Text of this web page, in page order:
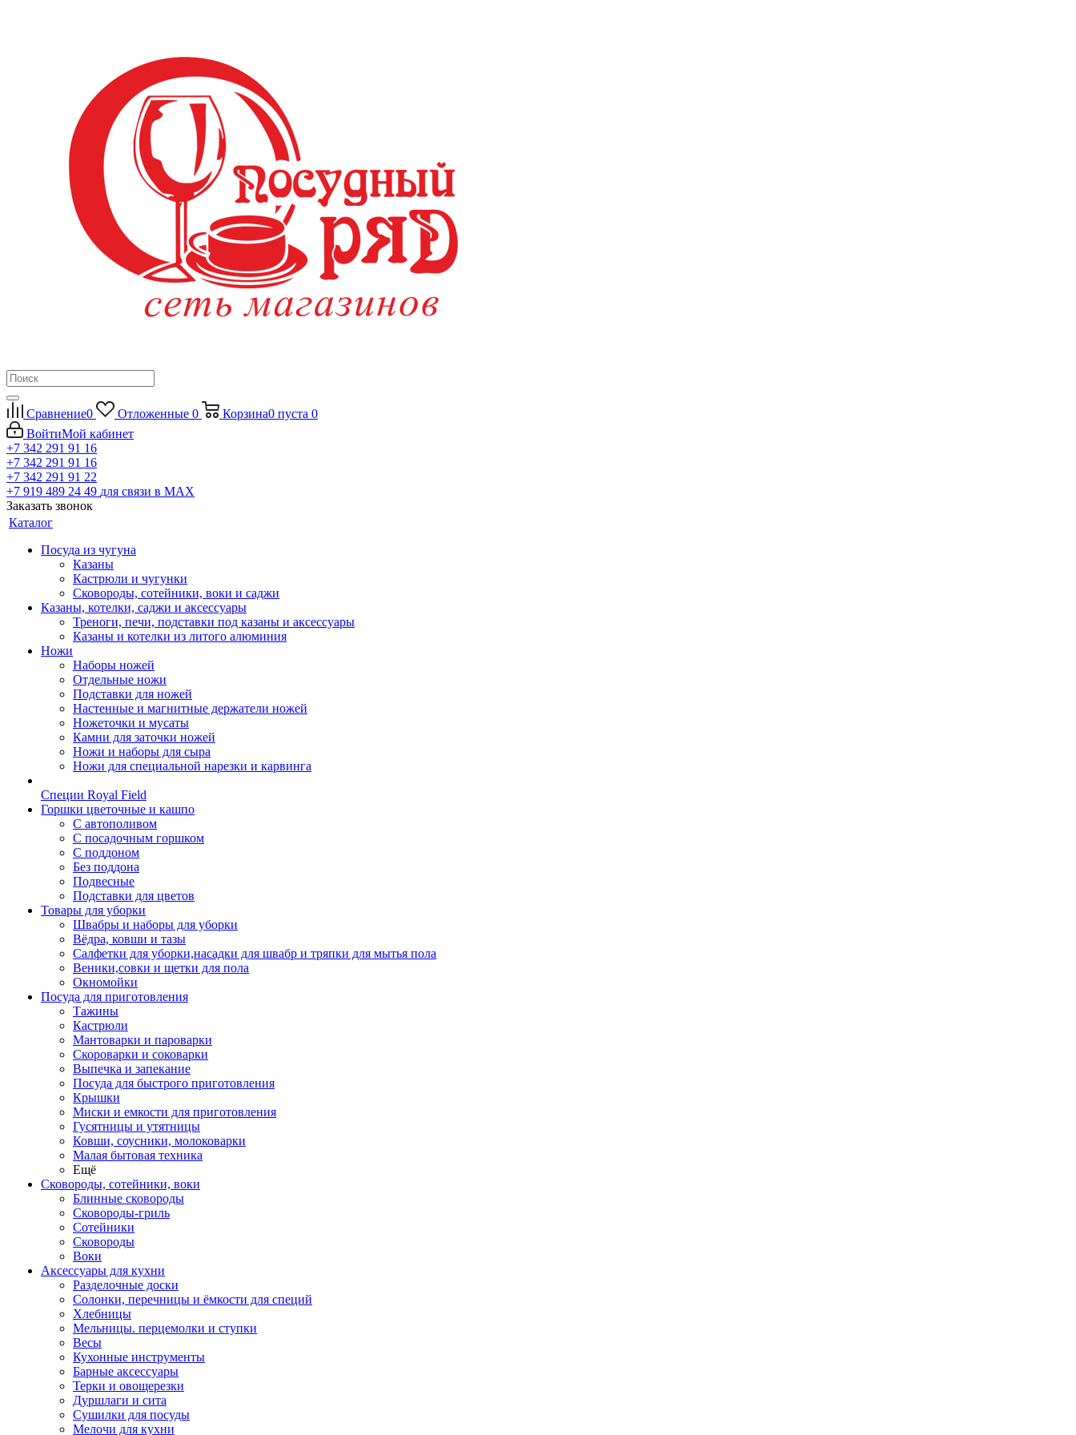
Сравнение0 Отложенные 0 Корзина0 пуста 0
ВойтиМой кабинет
+7 342 291 91 16
+7 342 291 91 16
+7 342 291 91 22
+7 919 489 24 49 для связи в МАХ
Заказать звонок
Каталог
Посуда из чугуна
Казаны
Кастрюли и чугунки
Сковороды, сотейники, воки и саджи
Казаны, котелки, саджи и аксессуары
Треноги, печи, подставки под казаны и аксессуары
Казаны и котелки из литого алюминия
Ножи
Наборы ножей
Отдельные ножи
Подставки для ножей
Настенные и магнитные держатели ножей
Ножеточки и мусаты
Камни для заточки ножей
Ножи и наборы для сыра
Ножи для специальной нарезки и карвинга
Специи Royal Field
Горшки цветочные и кашпо
С автополивом
С посадочным горшком
С поддоном
Без поддона
Подвесные
Подставки для цветов
Товары для уборки
Швабры и наборы для уборки
Вёдра, ковши и тазы
Салфетки для уборки,насадки для швабр и тряпки для мытья пола
Веники,совки и щетки для пола
Окномойки
Посуда для приготовления
Тажины
Кастрюли
Мантоварки и пароварки
Скороварки и соковарки
Выпечка и запекание
Посуда для быстрого приготовления
Крышки
Миски и емкости для приготовления
Гусятницы и утятницы
Ковши, соусники, молоковарки
Малая бытовая техника
Ещё
Сковороды, сотейники, воки
Блинные сковороды
Сковороды-гриль
Сотейники
Сковороды
Воки
Аксессуары для кухни
Разделочные доски
Солонки, перечницы и ёмкости для специй
Хлебницы
Мельницы. перцемолки и ступки
Весы
Кухонные инструменты
Барные аксессуары
Терки и овощерезки
Дуршлаги и сита
Сушилки для посуды
Мелочи для кухни